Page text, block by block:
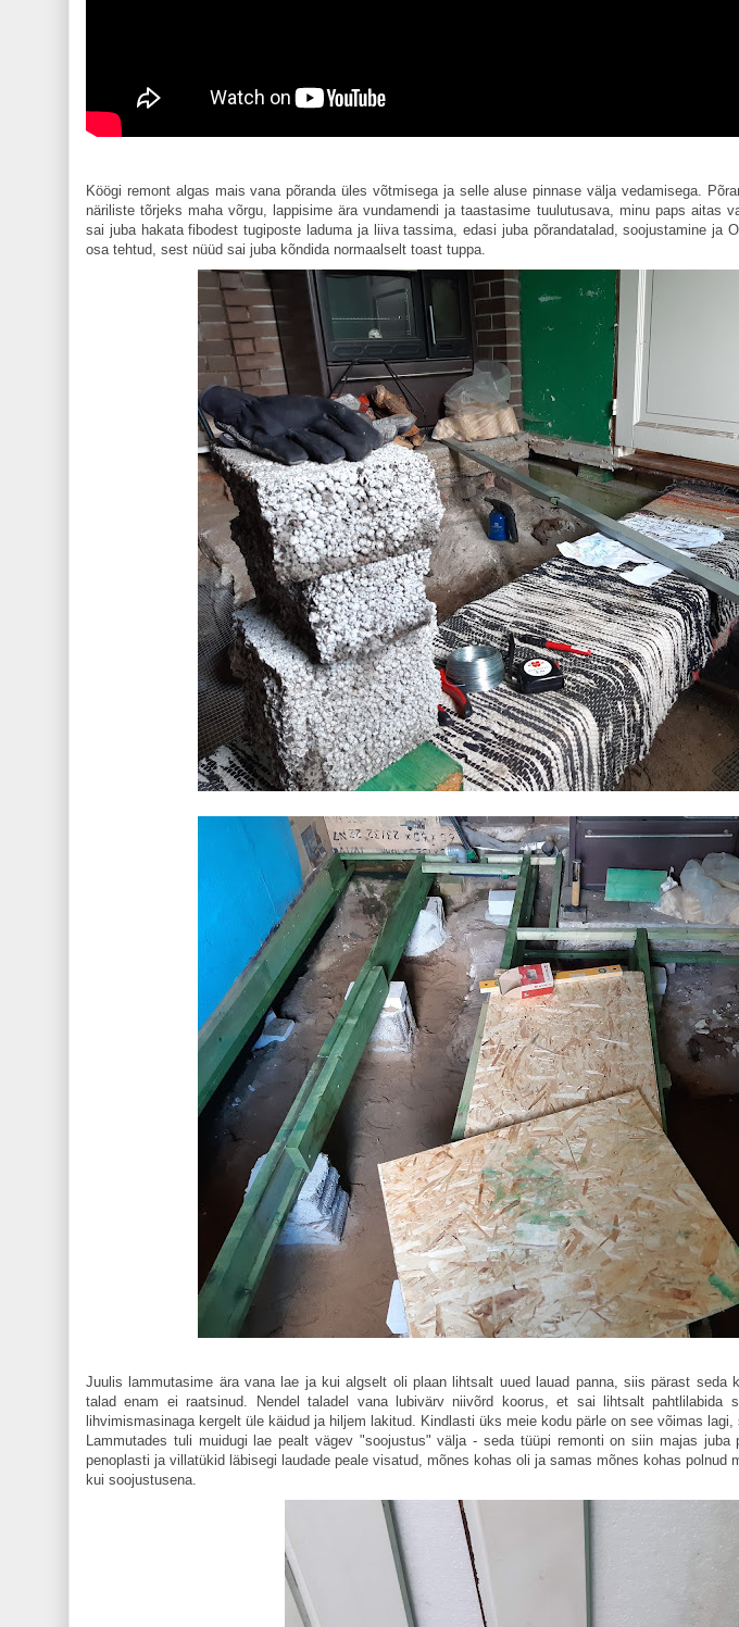
Köögi remont algas mais vana põranda üles võtmisega ja selle aluse pinnase välja vedamisega.
näriliste tõrjeks maha võrgu, lappisime ära vundamendi ja taastasime tuulutusava, minu paps aitas
sai juba hakata fibodest tugiposte laduma ja liiva tassima, edasi juba põrandatalad, soojustamine ja
osa tehtud, sest nüüd sai juba kõndida normaalselt toast tuppa.
Juulis lammutasime ära vana lae ja kui algselt oli plaan lihtsalt uued lauad panna, siis pärast seda
talad enam ei raatsinud. Nendel taladel vana lubivärv niivõrd koorus, et sai lihtsalt pahtlilabida
lihvimismasinaga kergelt üle käidud ja hiljem lakitud. Kindlasti üks meie kodu pärle on see võimas
Lammutades tuli muidugi lae pealt vägev "soojustus" välja - seda tüüpi remonti on siin majas
penoplasti ja villatükid läbisegi laudade peale visatud, mõnes kohas oli ja samas mõnes kohas polnud
kui soojustusena.